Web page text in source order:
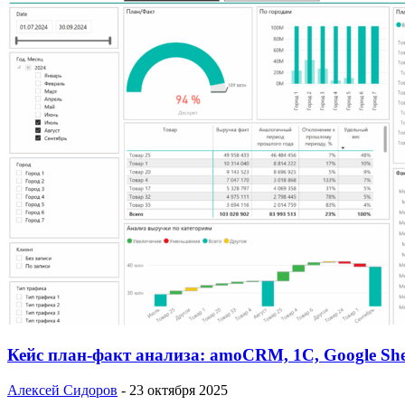
Кейс план-факт анализа: amoCRM, 1C, Google
Алексей Сидоров - 23 октября 2025